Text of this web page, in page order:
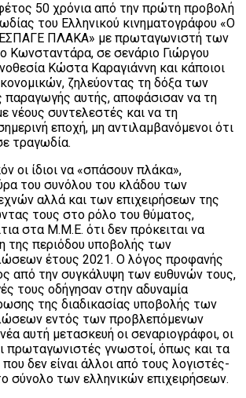
50 χρόνια από την πρώτη προβολή
του Ελληνικού κινηματογράφου «Ο
ΠΛΑΚΑ» με πρωταγωνιστή των
Κωνσταντάρα, σε σενάριο Γιώργου
Κώστα Καραγιάννη και κάποιοι
ζηλεύοντας τη δόξα των
αυτής, αποφάσισαν να τη
νέους συντελεστές και να τη
εποχή, μη αντιλαμβανόμενοι ότι
τραγωδία.
οι ίδιοι να «σπάσουν πλάκα»,
του συνόλου του κλάδου των
αλλά και των επιχειρήσεων της
τους στο ρόλο του θύματος,
στα Μ.Μ.Ε. ότι δεν πρόκειται να
της περιόδου υποβολής των
έτους 2021. Ο λόγος προφανής
από την συγκάλυψη των ευθυνών τους,
τους οδήγησαν στην αδυναμία
της διαδικασίας υποβολής των
εντός των προβλεπόμενων
αυτή μετασκευή οι σεναριογράφοι, οι
πρωταγωνιστές γνωστοί, όπως και τα
δεν είναι άλλοι από τους λογιστές-
σύνολο των ελληνικών επιχειρήσεων.